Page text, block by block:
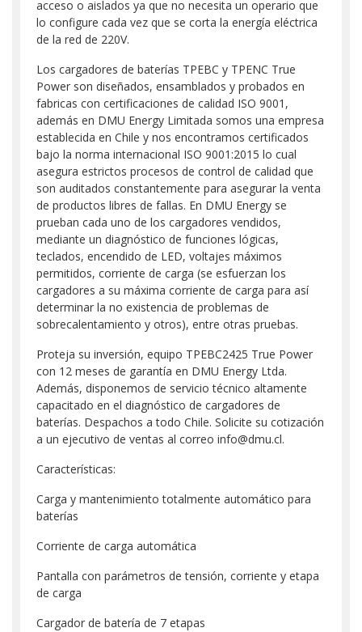
acceso o aislados ya que no necesita un operario que
lo configure cada vez que se corta la energía eléctrica
de la red de 220V.
Los cargadores de baterías TPEBC y TPENC True
Power son diseñados, ensamblados y probados en
fabricas con certificaciones de calidad ISO 9001,
además en DMU Energy Limitada somos una empresa
establecida en Chile y nos encontramos certificados
bajo la norma internacional ISO 9001:2015 lo cual
asegura estrictos procesos de control de calidad que
son auditados constantemente para asegurar la venta
de productos libres de fallas. En DMU Energy se
prueban cada uno de los cargadores vendidos,
mediante un diagnóstico de funciones lógicas,
teclados, encendido de LED, voltajes máximos
permitidos, corriente de carga (se esfuerzan los
cargadores a su máxima corriente de carga para así
determinar la no existencia de problemas de
sobrecalentamiento y otros), entre otras pruebas.
Proteja su inversión, equipo TPEBC2425 True Power
con 12 meses de garantía en DMU Energy Ltda.
Además, disponemos de servicio técnico altamente
capacitado en el diagnóstico de cargadores de
baterías. Despachos a todo Chile. Solicite su cotización
a un ejecutivo de ventas al correo info@dmu.cl.
Características:
Carga y mantenimiento totalmente automático para
baterías
Corriente de carga automática
Pantalla con parámetros de tensión, corriente y etapa
de carga
Cargador de batería de 7 etapas